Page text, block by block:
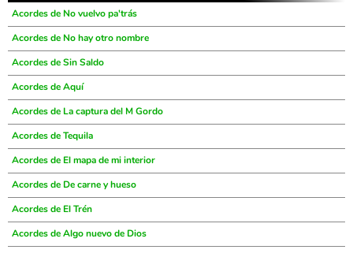
Acordes de No vuelvo pa'trás
Acordes de No hay otro nombre
Acordes de Sin Saldo
Acordes de Aquí
Acordes de La captura del M Gordo
Acordes de Tequila
Acordes de El mapa de mi interior
Acordes de De carne y hueso
Acordes de El Trén
Acordes de Algo nuevo de Dios